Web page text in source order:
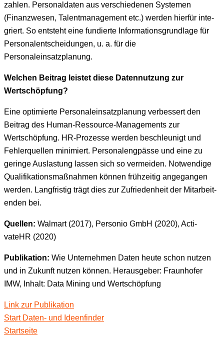
zahlen. Per­son­al­dat­en aus ver­schiede­nen Sys­te­men
(Finanzwe­sen, Tal­ent­man­age­ment etc.) wer­den hier­für inte­
gri­ert. So entste­ht eine fundierte Infor­ma­tion­s­grund­lage für
Per­son­alentschei­dun­gen, u. a. für die
Personaleinsatzplanung.
Welchen Beitrag leis­tet diese Daten­nutzung zur
Wertschöpfung?
Eine opti­mierte Per­son­alein­satz­pla­nung verbessert den
Beitrag des Human-Ressource-Man­age­ments zur
Wertschöp­fung. HR-Prozesse wer­den beschle­u­nigt und
Fehlerquellen min­imiert. Per­son­aleng­pässe und eine zu
geringe Aus­las­tung lassen sich so ver­mei­den. Notwendi­ge
Qual­i­fika­tion­s­maß­nah­men kön­nen frühzeit­ig ange­gan­gen
wer­den. Langfristig trägt dies zur Zufrieden­heit der Mitar­bei­t­
en­den bei.
Quellen: Wal­mart (2017), Per­so­nio GmbH (2020), Acti­
vateHR (2020)
Pub­lika­tion: Wie Unternehmen Dat­en heute schon nutzen
und in Zukun­ft nutzen kön­nen. Her­aus­ge­ber: Fraun­hofer
IMW, Inhalt: Data Min­ing und Wertschöpfung
Link zur Publikation
Start Dat­en- und Ideenfinder
Start­seite